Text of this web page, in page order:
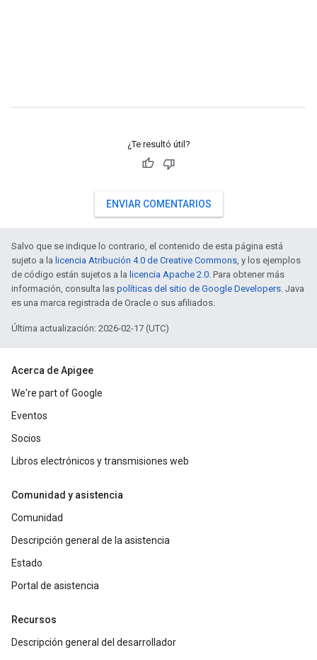
¿Te resultó útil?
ENVIAR COMENTARIOS
Salvo que se indique lo contrario, el contenido de esta página está
sujeto a la licencia Atribución 4.0 de Creative Commons, y los ejemplos
de código están sujetos a la licencia Apache 2.0. Para obtener más
información, consulta las políticas del sitio de Google Developers. Java
es una marca registrada de Oracle o sus afiliados.
Última actualización: 2026-02-17 (UTC)
Acerca de Apigee
We're part of Google
Eventos
Socios
Libros electrónicos y transmisiones web
Comunidad y asistencia
Comunidad
Descripción general de la asistencia
Estado
Portal de asistencia
Recursos
Descripción general del desarrollador